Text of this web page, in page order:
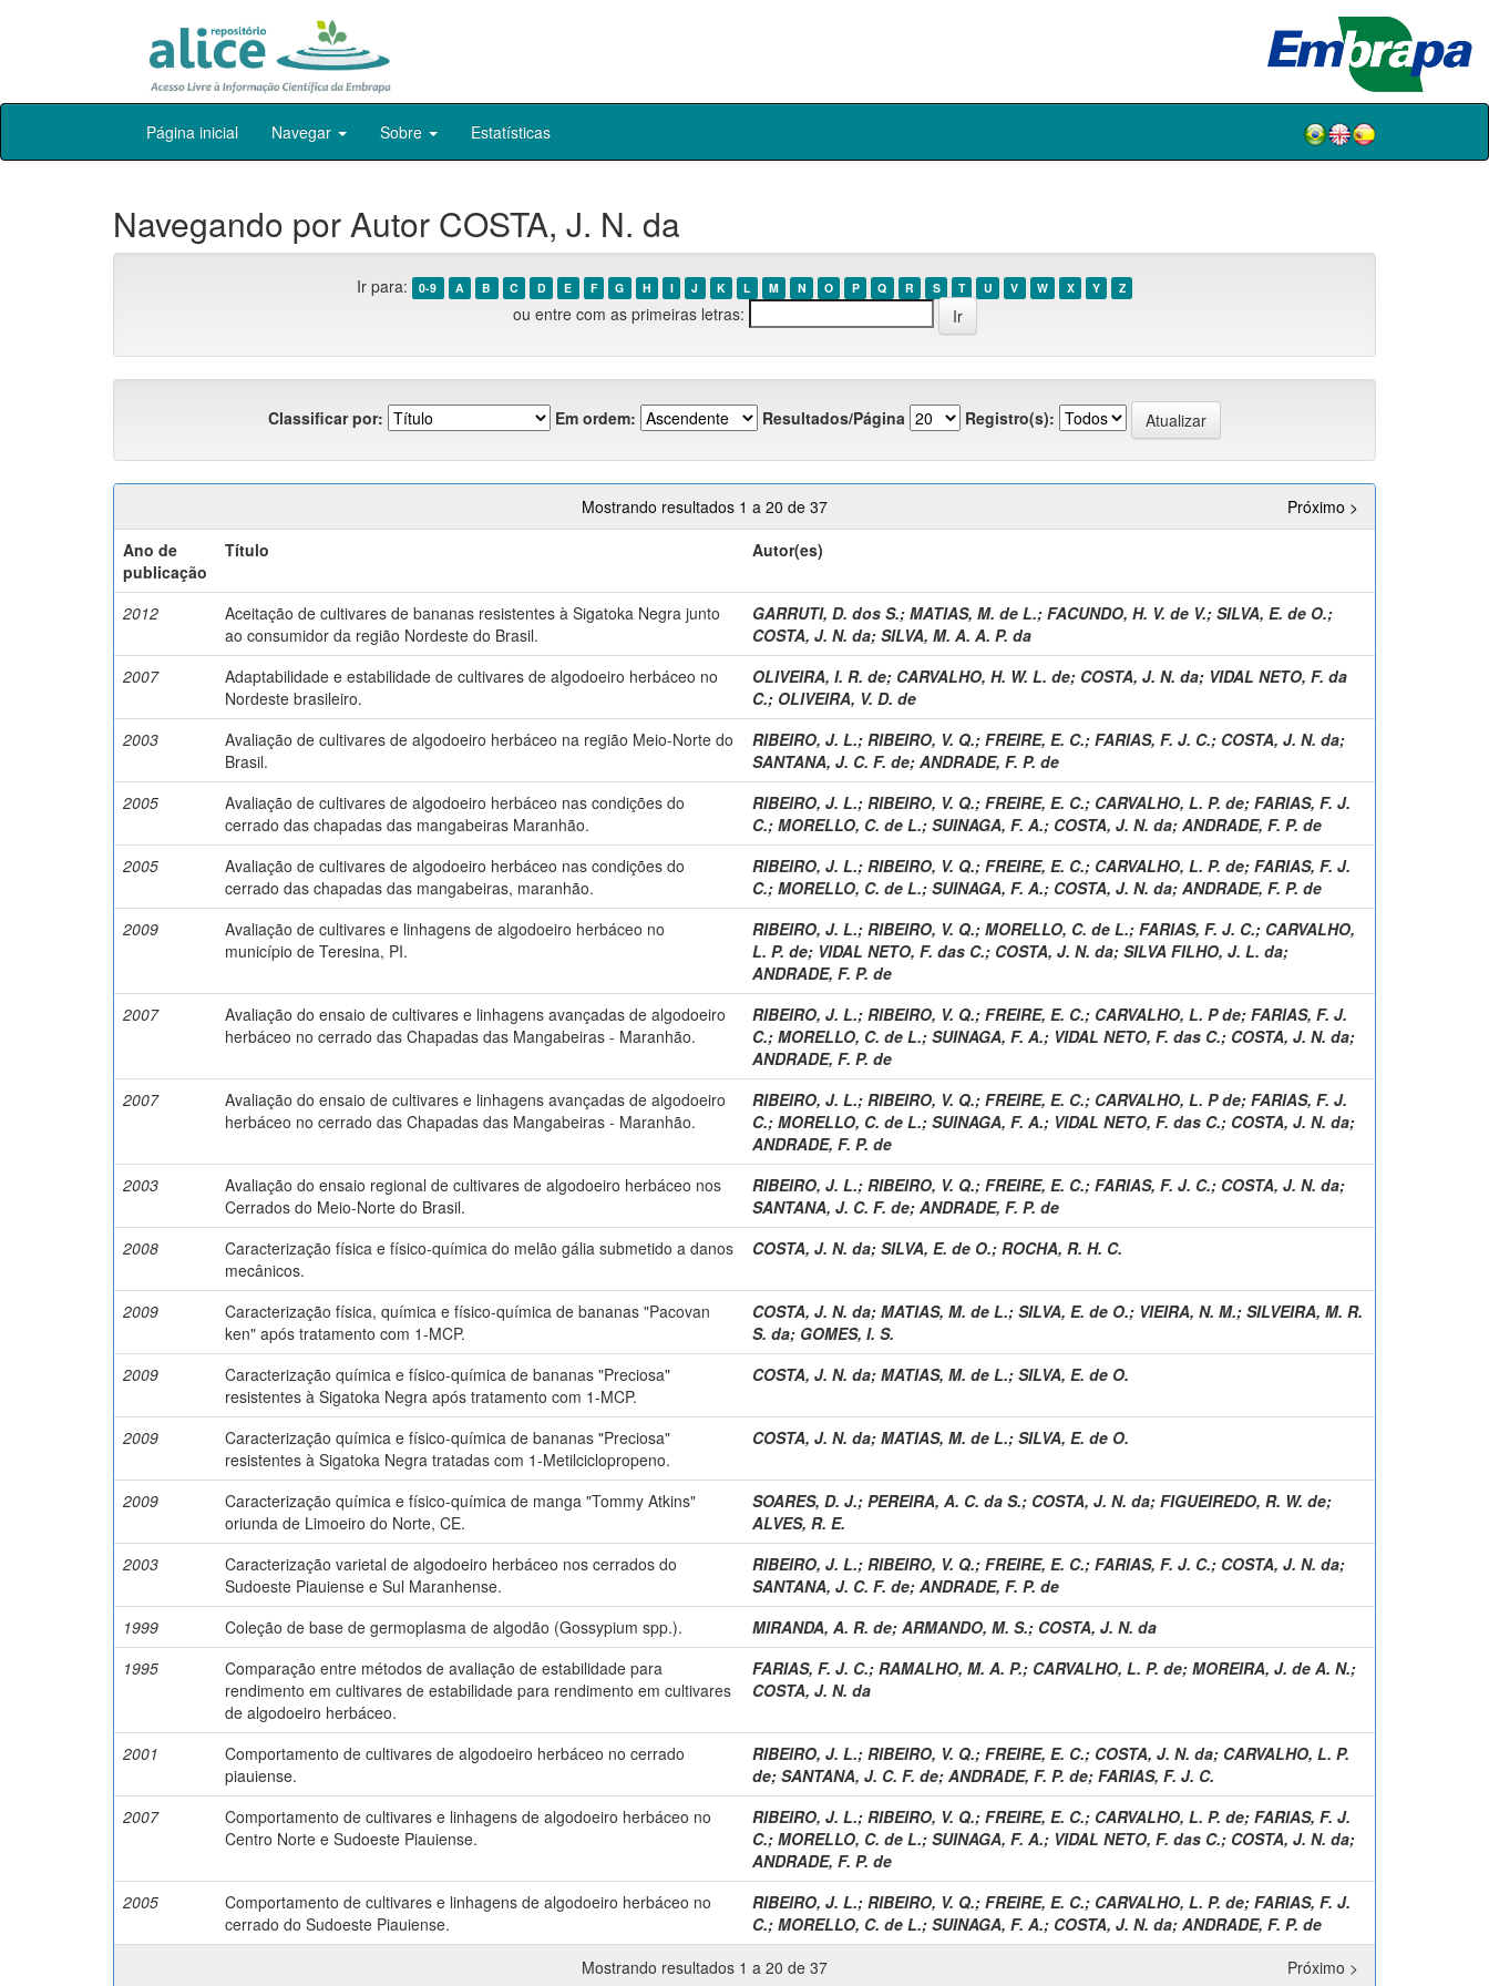
Skip
Página inicial Navegar Sobre Estatísticas
Navegando por Autor COSTA, J. N. da
Ir para: 0-9 A B C D E F G H I J K L M N O P Q R S T U V W X Y Z
ou entre com as primeiras letras:
Classificar por: Em ordem: Resultados/Página Registro(s):
Mostrando resultados 1 a 20 de 37
Próximo >
Ano de
publicação
Título Autor(es)
2012
Aceitação de cultivares de bananas resistentes à Sigatoka Negra junto
ao consumidor da região Nordeste do Brasil.
GARRUTI, D. dos S.; MATIAS, M. de L.; FACUNDO, H. V. de V.; SILVA, E. de O.;
COSTA, J. N. da; SILVA, M. A. A. P. da
2007
Adaptabilidade e estabilidade de cultivares de algodoeiro herbáceo no
Nordeste brasileiro.
OLIVEIRA, I. R. de; CARVALHO, H. W. L. de; COSTA, J. N. da; VIDAL NETO, F. da
C.; OLIVEIRA, V. D. de
2003
Avaliação de cultivares de algodoeiro herbáceo na região Meio-Norte do
Brasil.
RIBEIRO, J. L.; RIBEIRO, V. Q.; FREIRE, E. C.; FARIAS, F. J. C.; COSTA, J. N. da;
SANTANA, J. C. F. de; ANDRADE, F. P. de
2005
Avaliação de cultivares de algodoeiro herbáceo nas condições do
cerrado das chapadas das mangabeiras Maranhão.
RIBEIRO, J. L.; RIBEIRO, V. Q.; FREIRE, E. C.; CARVALHO, L. P. de; FARIAS, F. J.
C.; MORELLO, C. de L.; SUINAGA, F. A.; COSTA, J. N. da; ANDRADE, F. P. de
2005
Avaliação de cultivares de algodoeiro herbáceo nas condições do
cerrado das chapadas das mangabeiras, maranhão.
RIBEIRO, J. L.; RIBEIRO, V. Q.; FREIRE, E. C.; CARVALHO, L. P. de; FARIAS, F. J.
C.; MORELLO, C. de L.; SUINAGA, F. A.; COSTA, J. N. da; ANDRADE, F. P. de
2009
Avaliação de cultivares e linhagens de algodoeiro herbáceo no
município de Teresina, PI.
RIBEIRO, J. L.; RIBEIRO, V. Q.; MORELLO, C. de L.; FARIAS, F. J. C.; CARVALHO,
L. P. de; VIDAL NETO, F. das C.; COSTA, J. N. da; SILVA FILHO, J. L. da;
ANDRADE, F. P. de
2007
Avaliação do ensaio de cultivares e linhagens avançadas de algodoeiro
herbáceo no cerrado das Chapadas das Mangabeiras - Maranhão.
RIBEIRO, J. L.; RIBEIRO, V. Q.; FREIRE, E. C.; CARVALHO, L. P de; FARIAS, F. J.
C.; MORELLO, C. de L.; SUINAGA, F. A.; VIDAL NETO, F. das C.; COSTA, J. N. da;
ANDRADE, F. P. de
2007
Avaliação do ensaio de cultivares e linhagens avançadas de algodoeiro
herbáceo no cerrado das Chapadas das Mangabeiras - Maranhão.
RIBEIRO, J. L.; RIBEIRO, V. Q.; FREIRE, E. C.; CARVALHO, L. P de; FARIAS, F. J.
C.; MORELLO, C. de L.; SUINAGA, F. A.; VIDAL NETO, F. das C.; COSTA, J. N. da;
ANDRADE, F. P. de
2003
Avaliação do ensaio regional de cultivares de algodoeiro herbáceo nos
Cerrados do Meio-Norte do Brasil.
RIBEIRO, J. L.; RIBEIRO, V. Q.; FREIRE, E. C.; FARIAS, F. J. C.; COSTA, J. N. da;
SANTANA, J. C. F. de; ANDRADE, F. P. de
2008
Caracterização física e físico-química do melão gália submetido a danos
mecânicos.
COSTA, J. N. da; SILVA, E. de O.; ROCHA, R. H. C.
2009
Caracterização física, química e físico-química de bananas "Pacovan
ken" após tratamento com 1-MCP.
COSTA, J. N. da; MATIAS, M. de L.; SILVA, E. de O.; VIEIRA, N. M.; SILVEIRA, M. R.
S. da; GOMES, I. S.
2009
Caracterização química e físico-química de bananas "Preciosa"
resistentes à Sigatoka Negra após tratamento com 1-MCP.
COSTA, J. N. da; MATIAS, M. de L.; SILVA, E. de O.
2009
Caracterização química e físico-química de bananas "Preciosa"
resistentes à Sigatoka Negra tratadas com 1-Metilciclopropeno.
COSTA, J. N. da; MATIAS, M. de L.; SILVA, E. de O.
2009
Caracterização química e físico-química de manga "Tommy Atkins"
oriunda de Limoeiro do Norte, CE.
SOARES, D. J.; PEREIRA, A. C. da S.; COSTA, J. N. da; FIGUEIREDO, R. W. de;
ALVES, R. E.
2003
Caracterização varietal de algodoeiro herbáceo nos cerrados do
Sudoeste Piauiense e Sul Maranhense.
RIBEIRO, J. L.; RIBEIRO, V. Q.; FREIRE, E. C.; FARIAS, F. J. C.; COSTA, J. N. da;
SANTANA, J. C. F. de; ANDRADE, F. P. de
1999
Coleção de base de germoplasma de algodão (Gossypium spp.). MIRANDA, A. R. de; ARMANDO, M. S.; COSTA, J. N. da
1995
Comparação entre métodos de avaliação de estabilidade para
rendimento em cultivares de estabilidade para rendimento em cultivares
de algodoeiro herbáceo.
FARIAS, F. J. C.; RAMALHO, M. A. P.; CARVALHO, L. P. de; MOREIRA, J. de A. N.;
COSTA, J. N. da
2001
Comportamento de cultivares de algodoeiro herbáceo no cerrado
piauiense.
RIBEIRO, J. L.; RIBEIRO, V. Q.; FREIRE, E. C.; COSTA, J. N. da; CARVALHO, L. P.
de; SANTANA, J. C. F. de; ANDRADE, F. P. de; FARIAS, F. J. C.
2007
Comportamento de cultivares e linhagens de algodoeiro herbáceo no
Centro Norte e Sudoeste Piauiense.
RIBEIRO, J. L.; RIBEIRO, V. Q.; FREIRE, E. C.; CARVALHO, L. P. de; FARIAS, F. J.
C.; MORELLO, C. de L.; SUINAGA, F. A.; VIDAL NETO, F. das C.; COSTA, J. N. da;
ANDRADE, F. P. de
2005
Comportamento de cultivares e linhagens de algodoeiro herbáceo no
cerrado do Sudoeste Piauiense.
RIBEIRO, J. L.; RIBEIRO, V. Q.; FREIRE, E. C.; CARVALHO, L. P. de; FARIAS, F. J.
C.; MORELLO, C. de L.; SUINAGA, F. A.; COSTA, J. N. da; ANDRADE, F. P. de
Mostrando resultados 1 a 20 de 37
Próximo >